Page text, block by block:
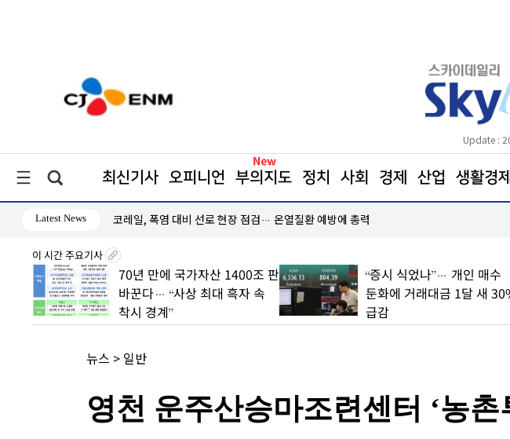
Update :
최신기사 오피니언 부의지도 정치 사회 경제 산업 생활경제
Latest News 코레일, 폭염 대비 선로 현장 점검… 온열질환 예방에 총력
이 시간 주요기사
70년 만에 국가자산 1400조 판
바꾼다… “사상 최대 흑자 속
착시 경계”
“증시 식었나”… 개인 매수
둔화에 거래대금 1달 새
급감
뉴스 > 일반
영천 운주산승마조련센터 ‘농촌